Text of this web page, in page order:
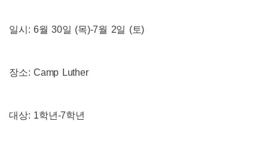
일시 : 6월 30일 (목)-7월 2일 (토)
장소: Camp Luther
대상: 1학년-7학년